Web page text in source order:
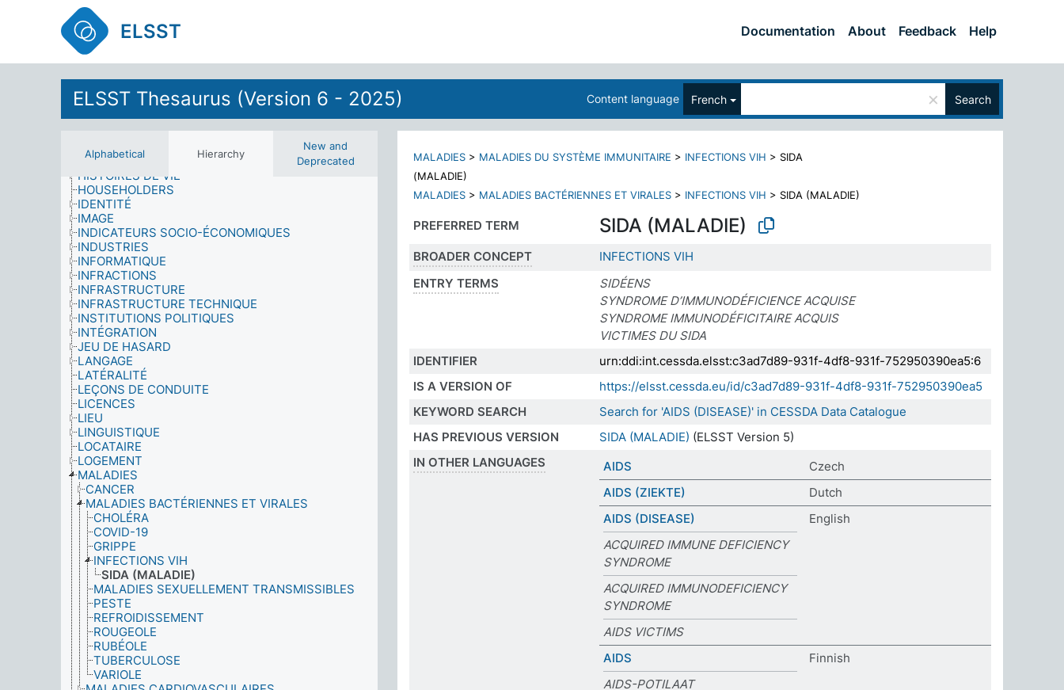
ELSST Documentation About Feedback Help
ELSST Thesaurus (Version 6 - 2025) Content language French × Search
Alphabetical Hierarchy
New and
Deprecated
PROFESSIONNELLE
FORCES ARMÉES
FORMES ET GENRES LITTÉRAIRES
GESTION
GOUVERNEMENT
GROUPES
GROUPES D'ÂGE
GUERRE
HANDICAPS
HISTOIRE BRITANNIQUE
HISTOIRE ET DISCIPLINES APPARENTÉES
HISTOIRE NATURELLE
HISTOIRES DE VIE
HOUSEHOLDERS
IDENTITÉ
IMAGE
INDICATEURS SOCIO-ÉCONOMIQUES
INDUSTRIES
INFORMATIQUE
INFRACTIONS
INFRASTRUCTURE
INFRASTRUCTURE TECHNIQUE
INSTITUTIONS POLITIQUES
INTÉGRATION
JEU DE HASARD
LANGAGE
LATÉRALITÉ
LEÇONS DE CONDUITE
LICENCES
LIEU
LINGUISTIQUE
LOCATAIRE
LOGEMENT
MALADIES
CANCER
MALADIES BACTÉRIENNES ET VIRALES
CHOLÉRA
COVID-19
GRIPPE
INFECTIONS VIH
SIDA (MALADIE)
MALADIES SEXUELLEMENT TRANSMISSIBLES
PESTE
REFROIDISSEMENT
ROUGEOLE
RUBÉOLE
TUBERCULOSE
VARIOLE
MALADIES > MALADIES DU SYSTÈME IMMUNITAIRE > INFECTIONS VIH > SIDA
(MALADIE)
MALADIES > MALADIES BACTÉRIENNES ET VIRALES > INFECTIONS VIH > SIDA (MALADIE)
PREFERRED TERM SIDA (MALADIE)
BROADER CONCEPT
INFECTIONS VIH
ENTRY TERMS
SIDÉENS
SYNDROME D’IMMUNODÉFICIENCE ACQUISE
SYNDROME IMMUNODÉFICITAIRE ACQUIS
VICTIMES DU SIDA
IDENTIFIER
urn:ddi:int.cessda.elsst:c3ad7d89-931f-4df8-931f-752950390ea5:6
IS A VERSION OF
https://elsst.cessda.eu/id/c3ad7d89-931f-4df8-931f-752950390ea5
KEYWORD SEARCH
Search for 'AIDS (DISEASE)' in CESSDA Data Catalogue
HAS PREVIOUS VERSION
SIDA (MALADIE) (ELSST Version 5)
IN OTHER LANGUAGES
AIDS
Czech
AIDS (ZIEKTE)
Dutch
AIDS (DISEASE)
English
ACQUIRED IMMUNE DEFICIENCY
SYNDROME
ACQUIRED IMMUNODEFICIENCY
SYNDROME
AIDS VICTIMS
AIDS
Finnish
AIDS-POTILAAT